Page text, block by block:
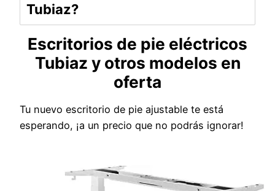
Tubiaz?
Escritorios de pie eléctricos
Tubiaz y otros modelos en
oferta
Tu nuevo escritorio de pie ajustable te está
esperando, ¡a un precio que no podrás ignorar!